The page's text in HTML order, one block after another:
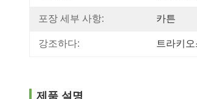
포장 세부 사항: 카튼
강조하다: 트라키
제품 설명